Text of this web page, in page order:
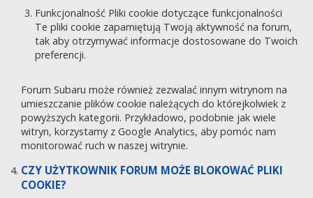
Funkcjonalność Pliki cookie dotyczące funkcjonalności
Te pliki cookie zapamiętują Twoją aktywność na forum,
tak aby otrzymywać informacje dostosowane do Twoich
preferencji.
Forum Subaru może również zezwalać innym witrynom na
umieszczanie plików cookie należących do którejkolwiek z
powyższych kategorii. Przykładowo, podobnie jak wiele
witryn, korzystamy z Google Analytics, aby pomóc nam
monitorować ruch w naszej witrynie.
CZY UŻYTKOWNIK FORUM MOŻE BLOKOWAĆ PLIKI
COOKIE?